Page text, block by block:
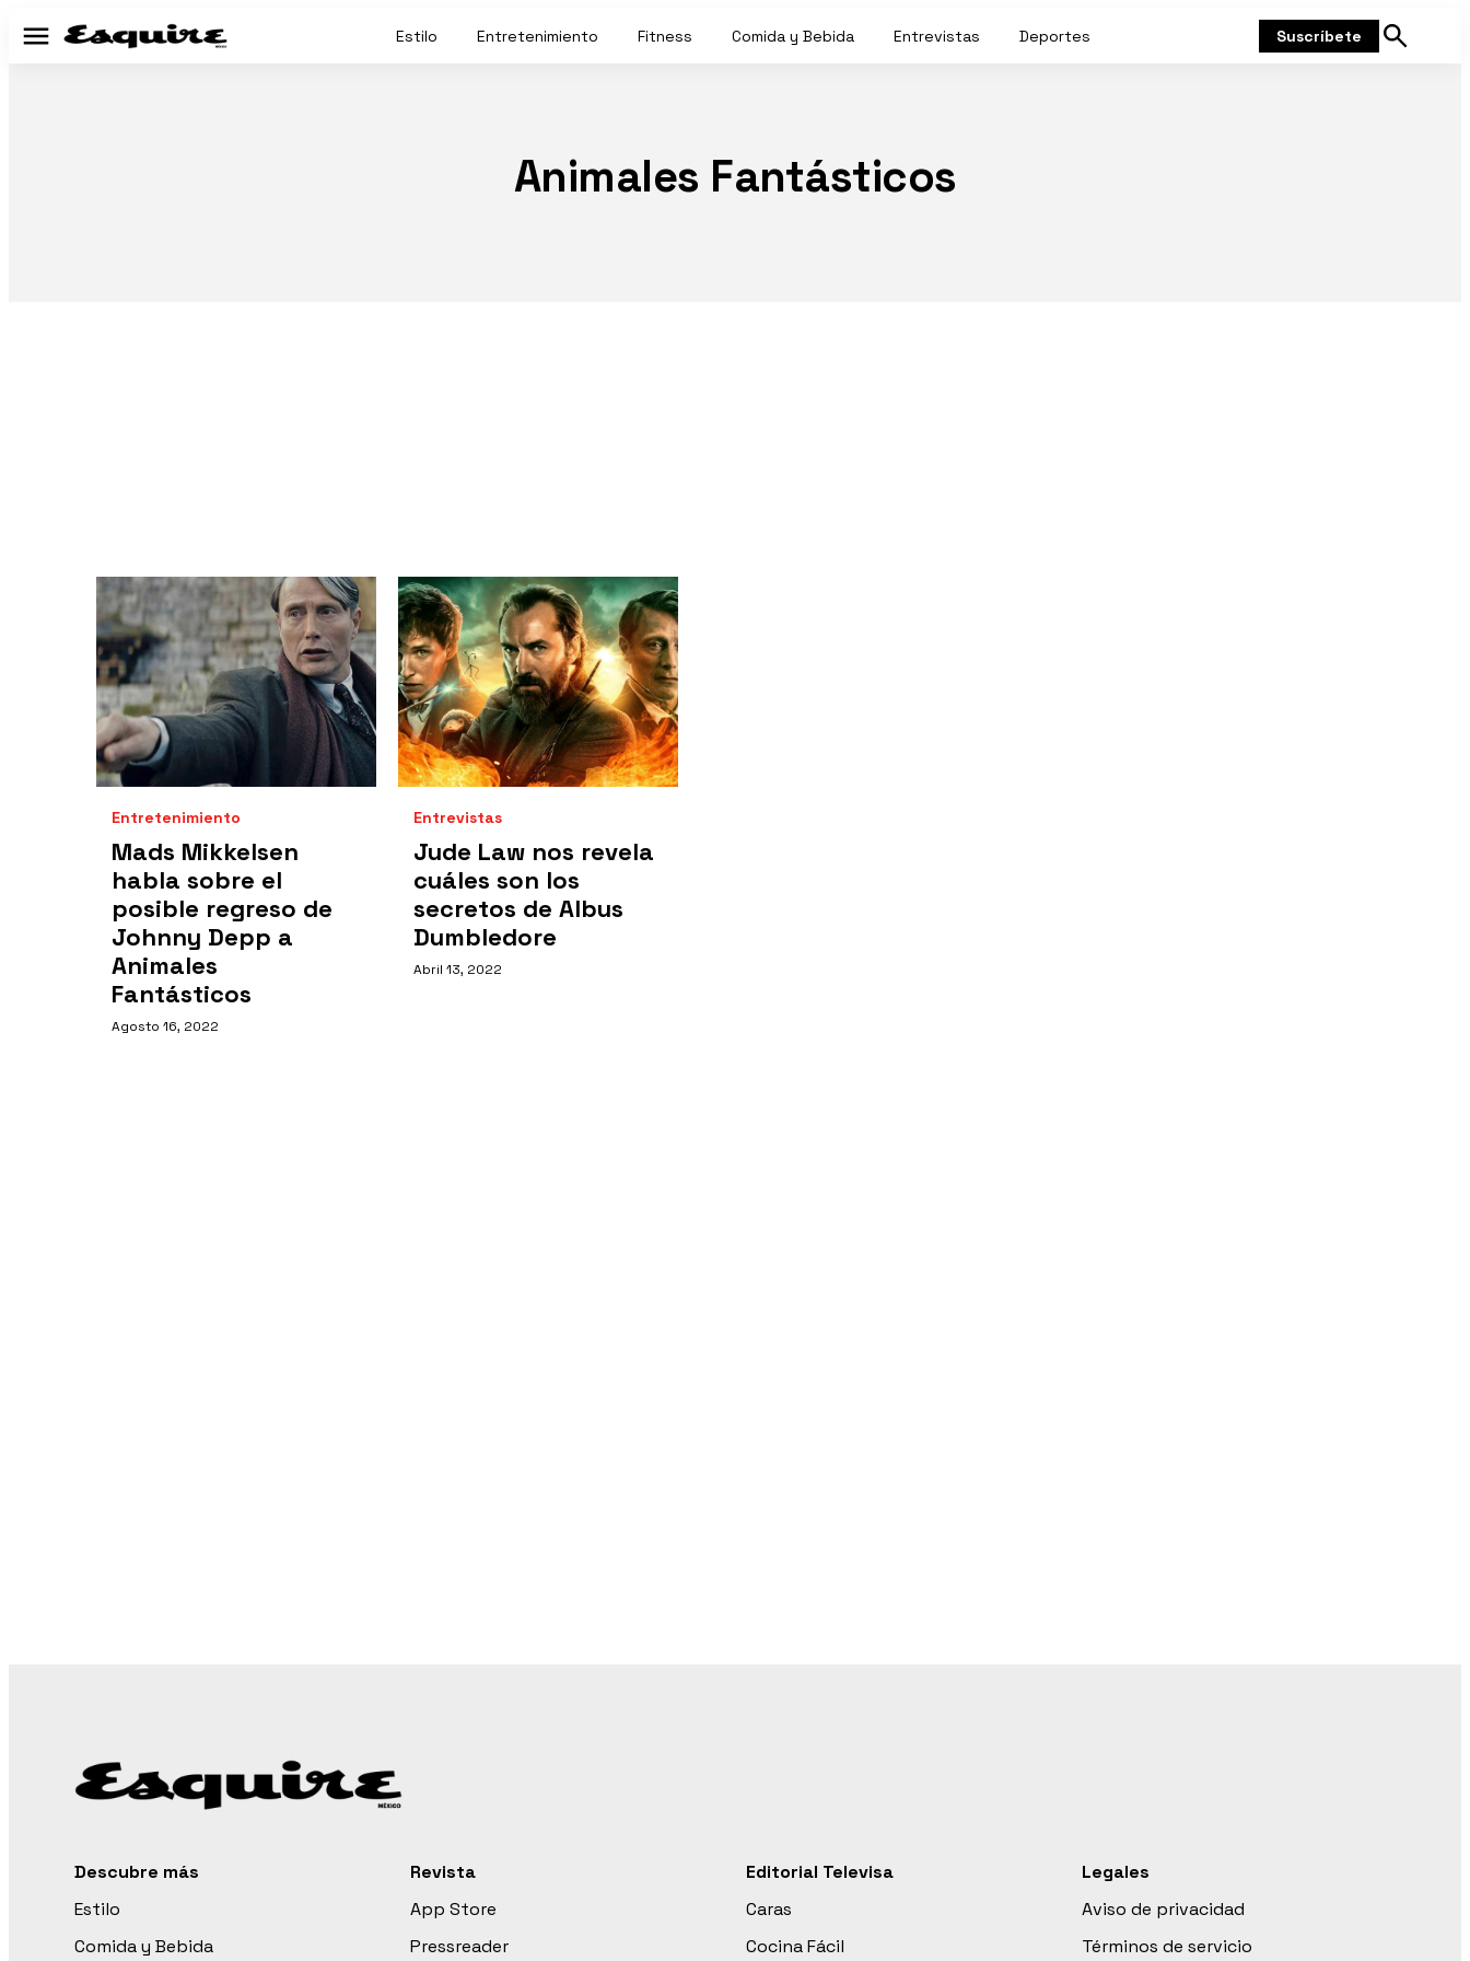
Menú Estilo Entretenimiento Fitness Comida y Bebida Entrevistas Deportes Suscríbete
Mostrar
Animales Fantásticos
Entretenimiento
Mads Mikkelsen
habla sobre el
posible regreso de
Johnny Depp a
Animales
Fantásticos
Agosto 16, 2022
Entrevistas
Jude Law nos revela
cuáles son los
secretos de Albus
Dumbledore
Abril 13, 2022
Descubre más
Estilo
Comida y Bebida
Revista
App Store
Pressreader
Editorial Televisa
Caras
Cocina Fácil
Legales
Aviso de privacidad
Términos de servicio